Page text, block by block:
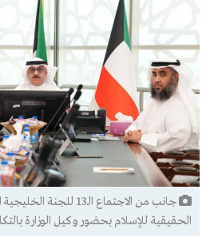
جانب من الاجتماع الـ13
الحقيقية للإسلام بحضور وكيل الوزارة